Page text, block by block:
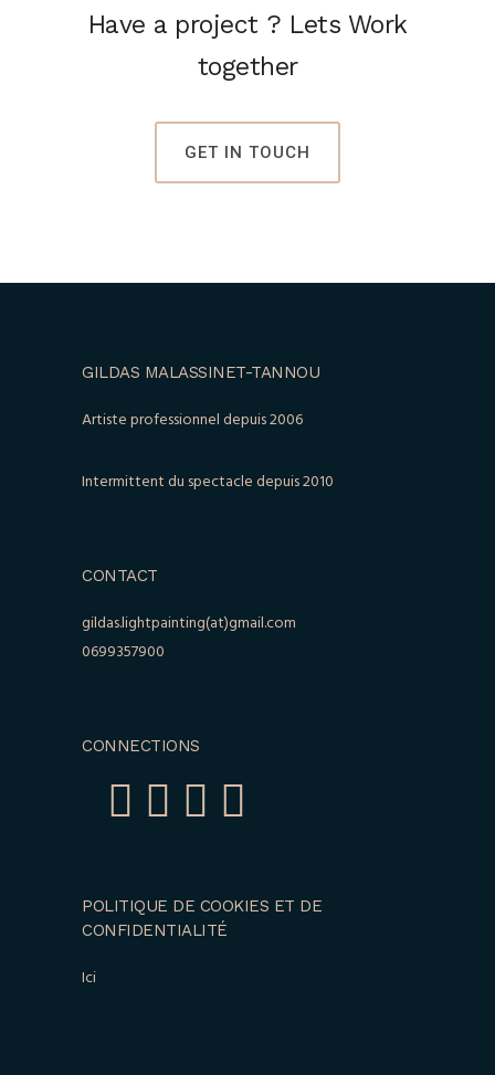
Have a project ? Lets Work
together
GET IN TOUCH
GILDAS MALASSINET-TANNOU
Artiste professionnel depuis 2006
Intermittent du spectacle depuis 2010
CONTACT
gildas.lightpainting(at)gmail.com
0699357900
CONNECTIONS
POLITIQUE DE COOKIES ET DE
CONFIDENTIALITÉ
Ici